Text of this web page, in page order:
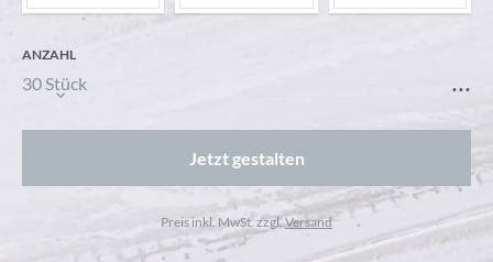
ANZAHL
30 Stück ...
Jetzt gestalten
Preis inkl. MwSt. zzgl.Versand